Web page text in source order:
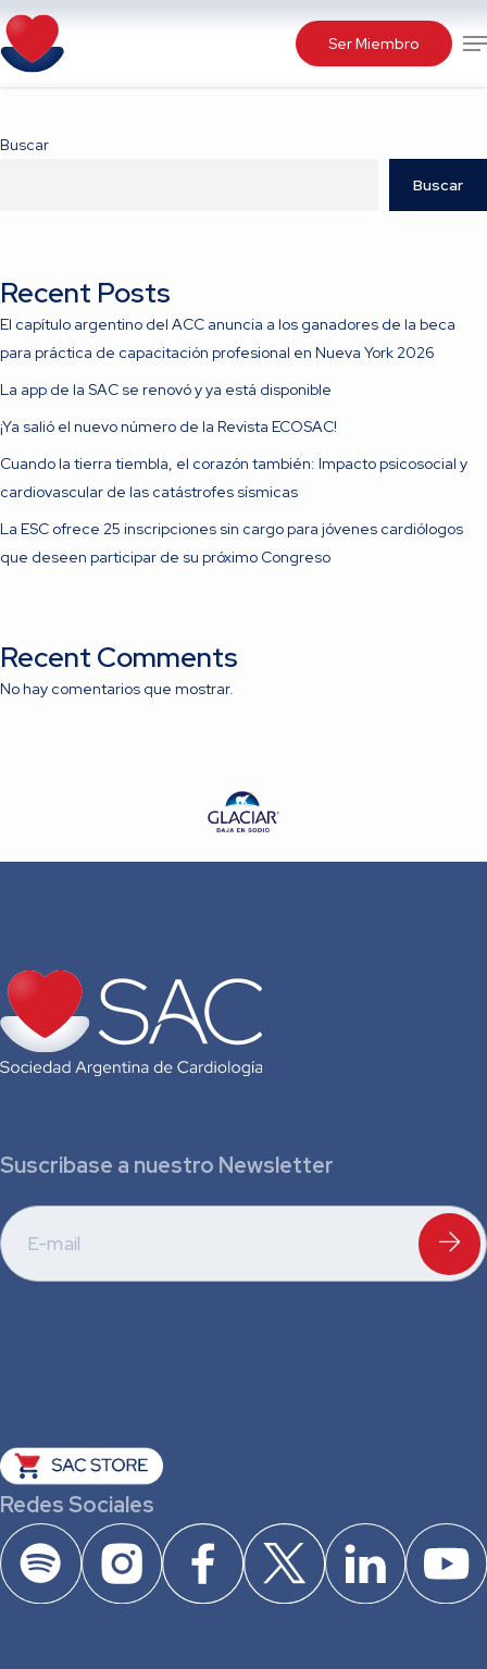
Skip
to
main
Ser Miembro
Buscar
Buscar
Recent Posts
El capítulo argentino del ACC anuncia a los ganadores de la beca
para práctica de capacitación profesional en Nueva York 2026
La app de la SAC se renovó y ya está disponible
¡Ya salió el nuevo número de la Revista ECOSAC!
Cuando la tierra tiembla, el corazón también: Impacto psicosocial y
cardiovascular de las catástrofes sísmicas
La ESC ofrece 25 inscripciones sin cargo para jóvenes cardiólogos
que deseen participar de su próximo Congreso
Recent Comments
No hay comentarios que mostrar.
Suscribase a nuestro Newsletter
Redes Sociales